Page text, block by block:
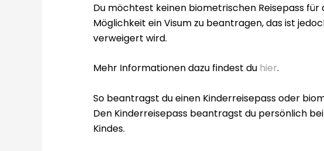
Du möchtest keinen biometrischen Reisepass für
Möglichkeit ein Visum zu beantragen, das ist
verweigert wird.
Mehr Informationen dazu findest du hier.
So beantragst du einen Kinderreisepass oder
Den Kinderreisepass beantragst du persönlich
Kindes.